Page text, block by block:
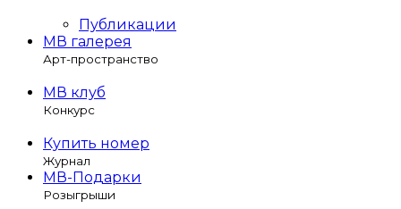
Публикации
МВ галерея
Арт-пространство
МВ клуб
Конкурс
Купить номер
Журнал
МВ-Подарки
Розыгрыши